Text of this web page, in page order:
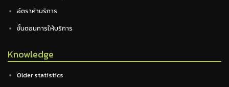
อัตราค่าบริการ
ขั้นตอนการให้บริการ
Knowledge
Older statistics